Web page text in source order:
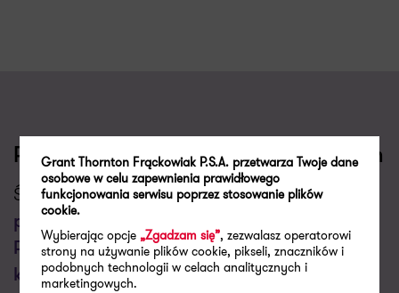
Porozmawiajmy o Twoich wyzwaniach
Świadczymy usługi w zakresieDajcie
pracownikom cele, a je zrealizują! Key
Performance Indicators- potrzeba i
konieczność
Grant Thornton Frąckowiak P.S.A. przetwarza Twoje dane
osobowe w celu zapewnienia prawidłowego
funkcjonowania serwisu poprzez stosowanie plików
cookie.
Wybierając opcje„Zgadzam się”, zezwalasz operatorowi
strony na używanie plików cookie, pikseli, znaczników i
podobnych technologii w celach analitycznych i
marketingowych.